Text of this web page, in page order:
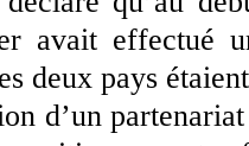
avait effectué
deux pays
d’un